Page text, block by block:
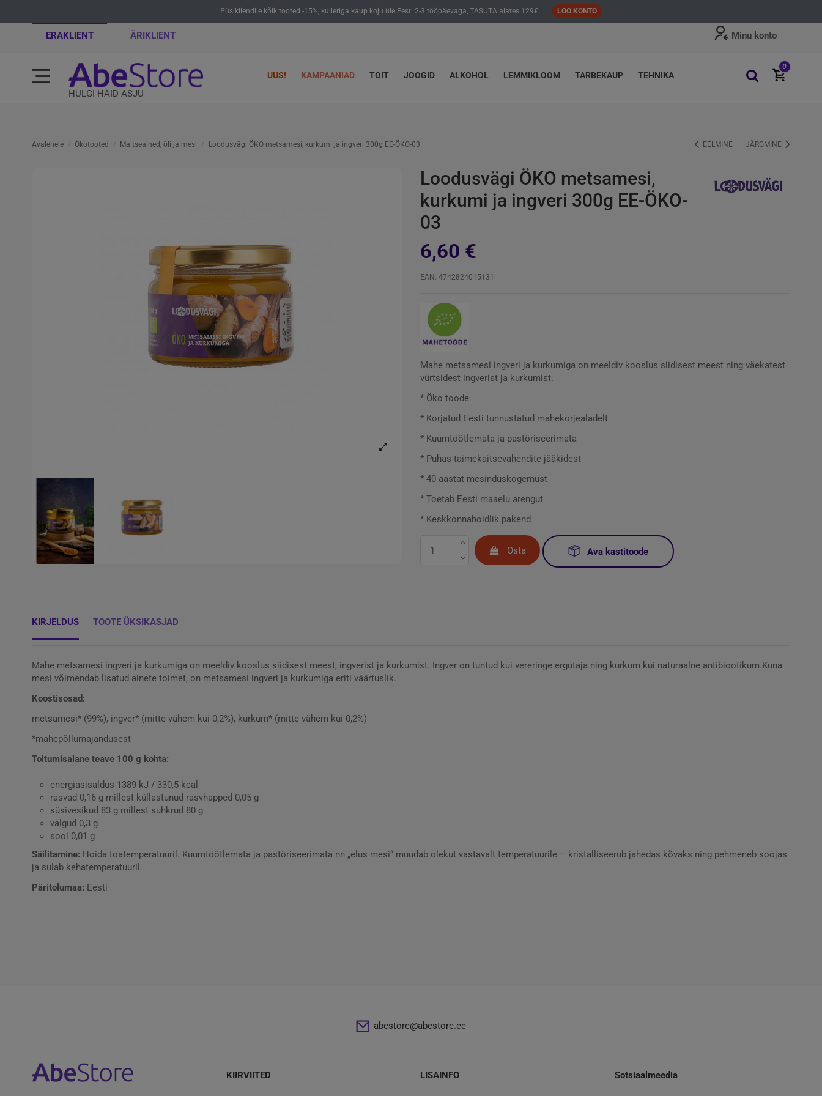
Püsikliendile kõik tooted -15%, kulleriga kaup koju üle Eesti 2-3 tööpäevaga, TASUTA alates 129€ LOO KONTO
ERAKLIENT ÄRIKLIENT Minu konto
HULGI HÄID ASJU
UUS! KAMPAANIAD TOIT JOOGID ALKOHOL LEMMIKLOOM TARBEKAUP TEHNIKA
0
Avalehele Ökotooted Maitseained, õli ja mesi Loodusvägi ÖKO metsamesi, kurkumi ja ingveri 300g EE-ÖKO-03 EELMINE JÄRGMINE
Loodusvägi ÖKO metsamesi,
kurkumi ja ingveri 300g EE-ÖKO-
03
6,60 €
EAN: 4742824015131
Mahe metsamesi ingveri ja kurkumiga on meeldiv kooslus siidisest meest ning väekatest
vürtsidest ingverist ja kurkumist.
* Öko toode
* Korjatud Eesti tunnustatud mahekorjealadelt
* Kuumtöötlemata ja pastöriseerimata
* Puhas taimekaitsevahendite jääkidest
* 40 aastat mesinduskogemust
* Toetab Eesti maaelu arengut
* Keskkonnahoidlik pakend
Osta Ava kastitoode
KIRJELDUS TOOTE ÜKSIKASJAD
Mahe metsamesi ingveri ja kurkumiga on meeldiv kooslus siidisest meest, ingverist ja kurkumist. Ingver on tuntud kui vereringe ergutaja ning kurkum kui naturaalne antibiootikum.Kuna
mesi võimendab lisatud ainete toimet, on metsamesi ingveri ja kurkumiga eriti väärtuslik.
Koostisosad:
metsamesi* (99%), ingver* (mitte vähem kui 0,2%), kurkum* (mitte vähem kui 0,2%)
*mahepõllumajandusest
Toitumisalane teave 100 g kohta:
energiasisaldus 1389 kJ / 330,5 kcal
rasvad 0,16 g millest küllastunud rasvhapped 0,05 g
süsivesikud 83 g millest suhkrud 80 g
valgud 0,3 g
sool 0,01 g
Säilitamine: Hoida toatemperatuuril. Kuumtöötlemata ja pastöriseerimata nn „elus mesi“ muudab olekut vastavalt temperatuurile – kristalliseerub jahedas kõvaks ning pehmeneb soojas
ja sulab kehatemperatuuril.
Päritolumaa: Eesti
abestore@abestore.ee
KIIRVIITED LISAINFO Sotsiaalmeedia